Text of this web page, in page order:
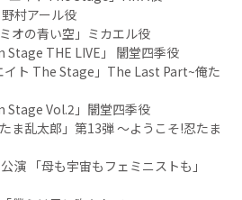
村アール役
オの青い空」ミカエル役
Stage THE LIVE」 闇堂四季役
イト The Stage」The Last Part~俺た
Stage Vol.2」闇堂四季役
ま乱太郎」第13弾 〜ようこそ!忍たま
演 「母も宇宙もフェミニストも」